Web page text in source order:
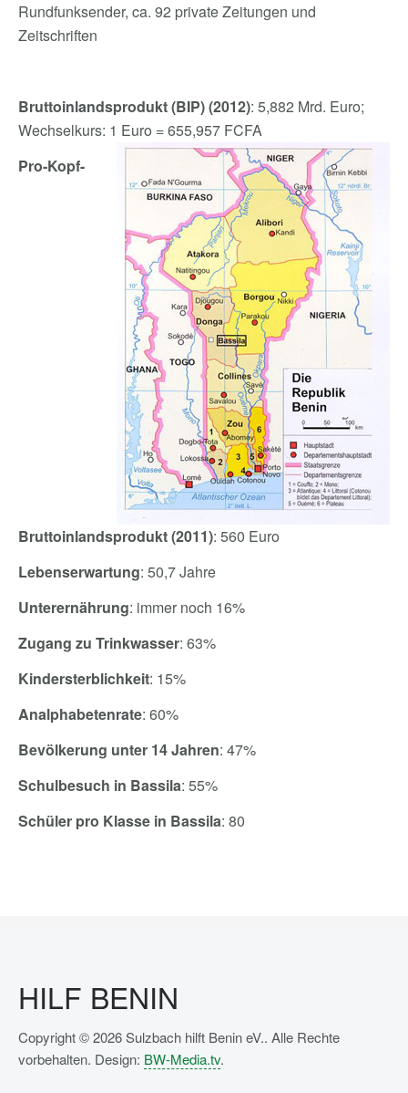
Rundfunksender, ca. 92 private Zeitungen und
Zeitschriften
Bruttoinlandsprodukt (BIP) (2012): 5,882 Mrd. Euro;
Wechselkurs: 1 Euro = 655,957 FCFA
Pro-Kopf-
Bruttoinlandsprodukt (2011): 560 Euro
Lebenserwartung: 50,7 Jahre
Unterernährung: immer noch 16%
Zugang zu Trinkwasser: 63%
Kindersterblichkeit: 15%
Analphabetenrate: 60%
Bevölkerung unter 14 Jahren: 47%
Schulbesuch in Bassila: 55%
Schüler pro Klasse in Bassila: 80
HILF BENIN
Copyright © 2026 Sulzbach hilft Benin eV.. Alle Rechte
vorbehalten. Design: BW-Media.tv.